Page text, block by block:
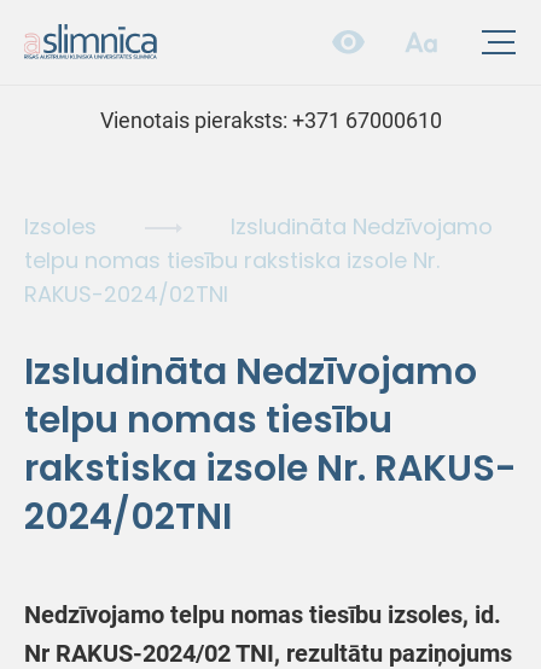
Vienotais pieraksts: +371 67000610
Izsoles
Izsludināta Nedzīvojamo
telpu nomas tiesību rakstiska izsole Nr.
RAKUS-2024/02TNI
Izsludināta Nedzīvojamo
telpu nomas tiesību
rakstiska izsole Nr. RAKUS-
2024/02TNI
Nedzīvojamo telpu nomas tiesību izsoles, id.
Nr RAKUS-2024/02 TNI, rezultātu paziņojums